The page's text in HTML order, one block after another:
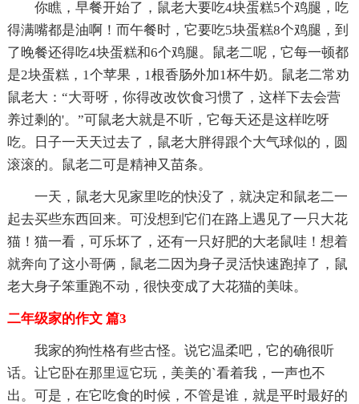
你瞧，早餐开始了，鼠老大要吃4块蛋糕5个鸡腿，吃
得满嘴都是油啊！而午餐时，它要吃5块蛋糕8个鸡腿，到
了晚餐还得吃4块蛋糕和6个鸡腿。鼠老二呢，它每一顿都
是2块蛋糕，1个苹果，1根香肠外加1杯牛奶。鼠老二常劝
鼠老大：“大哥呀，你得改改饮食习惯了，这样下去会营
养过剩的'。”可鼠老大就是不听，它每天还是这样吃呀
吃。日子一天天过去了，鼠老大胖得跟个大气球似的，圆
滚滚的。鼠老二可是精神又苗条。
一天，鼠老大见家里吃的快没了，就决定和鼠老二一
起去买些东西回来。可没想到它们在路上遇见了一只大花
猫！猫一看，可乐坏了，还有一只好肥的大老鼠哇！想着
就奔向了这小哥俩，鼠老二因为身子灵活快速跑掉了，鼠
老大身子笨重跑不动，很快变成了大花猫的美味。
二年级家的作文 篇3
我家的狗性格有些古怪。说它温柔吧，它的确很听
话。让它卧在那里逗它玩，美美的`看着我，一声也不
出。可是，在它吃食的时候，不管是谁，就是平时最好的